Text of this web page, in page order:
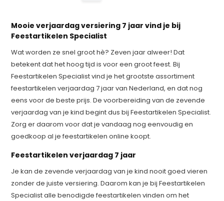
Mooie verjaardag versiering 7 jaar vind je bij
Feestartikelen Specialist
Wat worden ze snel groot hè? Zeven jaar alweer! Dat
betekent dat het hoog tijd is voor een groot feest. Bij
Feestartikelen Specialist vind je het grootste assortiment
feestartikelen verjaardag 7 jaar van Nederland, en dat nog
eens voor de beste prijs. De voorbereiding van de zevende
verjaardag van je kind begint dus bij Feestartikelen Specialist.
Zorg er daarom voor dat je vandaag nog eenvoudig en
goedkoop al je feestartikelen online koopt.
Feestartikelen verjaardag 7 jaar
Je kan de zevende verjaardag van je kind nooit goed vieren
zonder de juiste versiering. Daarom kan je bij Feestartikelen
Specialist alle benodigde feestartikelen vinden om het